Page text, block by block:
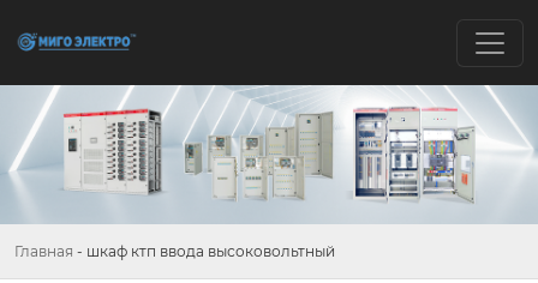
Главная - шкаф ктп ввода высоковольтный